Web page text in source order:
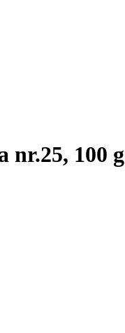
nr.25, 100 g